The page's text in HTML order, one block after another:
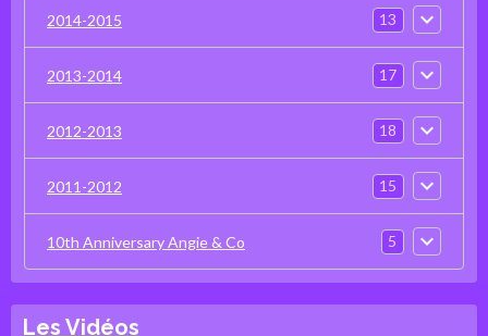
2014-2015 13
2013-2014 17
2012-2013 18
2011-2012 15
10th Anniversary Angie & Co 5
Les Vidéos